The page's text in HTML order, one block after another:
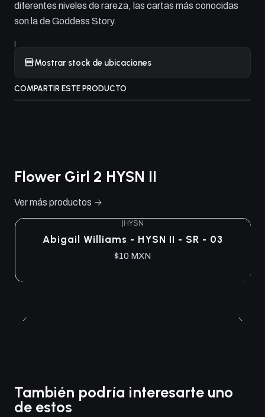
diferentes niveles de rareza, las cartas más conocidas
son la de Goddess Story.
|
Mostrar stock de ubicaciones
COMPARTIR ESTE PRODUCTO
Flower Girl 2 HYSN II
Ver más productos
HYSN
Abigail Williams - HYSN II - SR - 03
$10 MXN
También podría interesarte uno
de estos